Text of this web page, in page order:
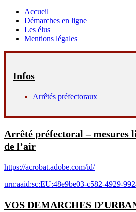
Accueil
Démarches en ligne
Les élus
Mentions légales
Infos
Arrêtés préfectoraux
Arrêté préfectoral –
de l’air
https://acrobat.adobe.com/id/
urn:aaid:sc:EU:48e9be03-c582-4929-
VOS DEMARCHES